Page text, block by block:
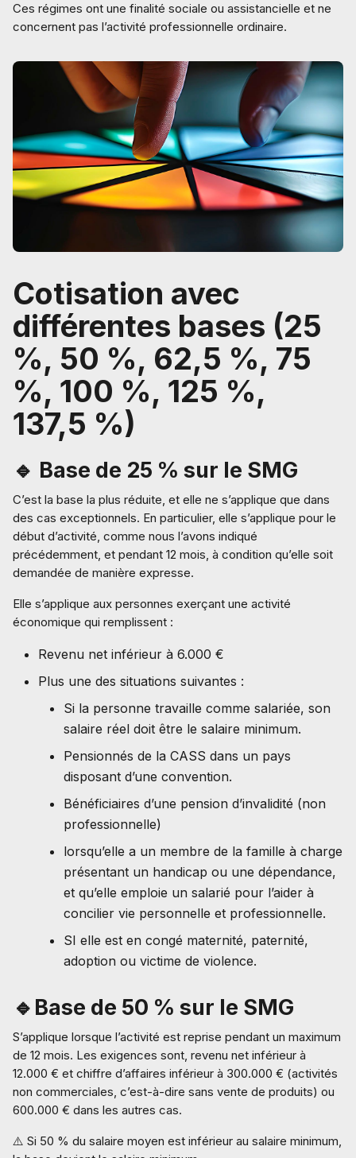
Ces régimes ont une finalité sociale ou assistancielle et ne
concernent pas l’activité professionnelle ordinaire.
Cotisation avec
différentes bases (25
%, 50 %, 62,5 %, 75
%, 100 %, 125 %,
137,5 %)
🔹 Base de 25 % sur le SMG
C’est la base la plus réduite, et elle ne s’applique que dans
des cas exceptionnels. En particulier, elle s’applique pour le
début d’activité, comme nous l’avons indiqué
précédemment, et pendant 12 mois, à condition qu’elle soit
demandée de manière expresse.
Elle s’applique aux personnes exerçant une activité
économique qui remplissent :
Revenu net inférieur à 6.000 €
Plus une des situations suivantes :
Si la personne travaille comme salariée, son
salaire réel doit être le salaire minimum.
Pensionnés de la CASS dans un pays
disposant d’une convention.
Bénéficiaires d’une pension d’invalidité (non
professionnelle)
lorsqu’elle a un membre de la famille à charge
présentant un handicap ou une dépendance,
et qu’elle emploie un salarié pour l’aider à
concilier vie personnelle et professionnelle.
SI elle est en congé maternité, paternité,
adoption ou victime de violence.
🔹Base de 50 % sur le SMG
S’applique lorsque l’activité est reprise pendant un maximum
de 12 mois. Les exigences sont, revenu net inférieur à
12.000 € et chiffre d’affaires inférieur à 300.000 € (activités
non commerciales, c’est-à-dire sans vente de produits) ou
600.000 € dans les autres cas.
⚠️ Si 50 % du salaire moyen est inférieur au salaire minimum,